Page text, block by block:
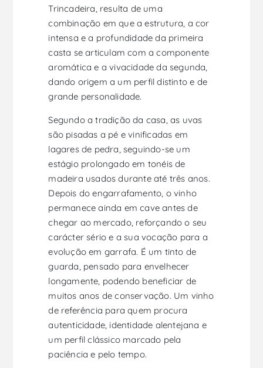
Trincadeira, resulta de uma
combinação em que a estrutura, a cor
intensa e a profundidade da primeira
casta se articulam com a componente
aromática e a vivacidade da segunda,
dando origem a um perfil distinto e de
grande personalidade.
Segundo a tradição da casa, as uvas
são pisadas a pé e vinificadas em
lagares de pedra, seguindo-se um
estágio prolongado em tonéis de
madeira usados durante até três anos.
Depois do engarrafamento, o vinho
permanece ainda em cave antes de
chegar ao mercado, reforçando o seu
carácter sério e a sua vocação para a
evolução em garrafa. É um tinto de
guarda, pensado para envelhecer
longamente, podendo beneficiar de
muitos anos de conservação. Um vinho
de referência para quem procura
autenticidade, identidade alentejana e
um perfil clássico marcado pela
paciência e pelo tempo.